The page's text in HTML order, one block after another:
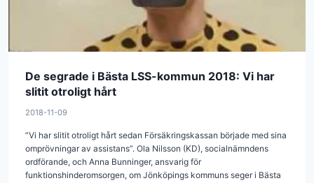
De segrade i Bästa LSS-kommun 2018: Vi har
slitit otroligt hårt
2018-11-09
”Vi har slitit otroligt hårt sedan Försäkringskassan började med sina
omprövningar av assistans”. Ola Nilsson (KD), socialnämndens
ordförande, och Anna Bunninger, ansvarig för
funktionshinderomsorgen, om Jönköpings kommuns seger i Bästa